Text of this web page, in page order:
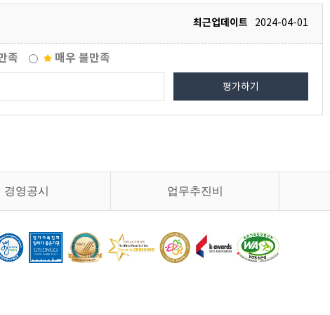
최근업데이트 2024-04-01
족 매우 불만족
평가하기
경영공시 업무추진비